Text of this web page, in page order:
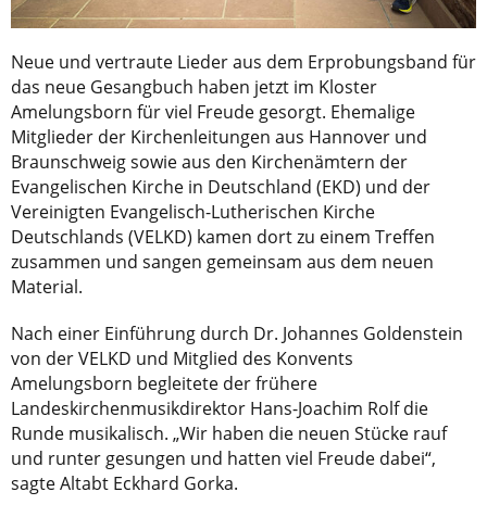
Neue und vertraute Lieder aus dem Erprobungsband für
das neue Gesangbuch haben jetzt im Kloster
Amelungsborn für viel Freude gesorgt. Ehemalige
Mitglieder der Kirchenleitungen aus Hannover und
Braunschweig sowie aus den Kirchenämtern der
Evangelischen Kirche in Deutschland (EKD) und der
Vereinigten Evangelisch-Lutherischen Kirche
Deutschlands (VELKD) kamen dort zu einem Treffen
zusammen und sangen gemeinsam aus dem neuen
Material.
Nach einer Einführung durch Dr. Johannes Goldenstein
von der VELKD und Mitglied des Konvents
Amelungsborn begleitete der frühere
Landeskirchenmusikdirektor Hans-Joachim Rolf die
Runde musikalisch. „Wir haben die neuen Stücke rauf
und runter gesungen und hatten viel Freude dabei“,
sagte Altabt Eckhard Gorka.